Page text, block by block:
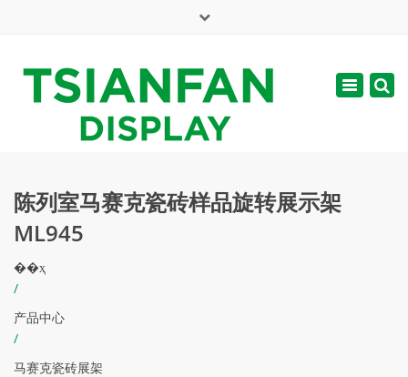
周一 - 周六: 7:00 - 17:00
Toggle
陈列室马赛克瓷砖样品旋转展示架
ML945
��ҳ
/
产品中心
/
马赛克瓷砖展架